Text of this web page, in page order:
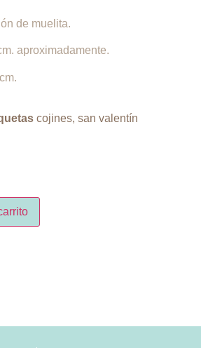
de muelita.
aproximadamente.
cojines, san valentín